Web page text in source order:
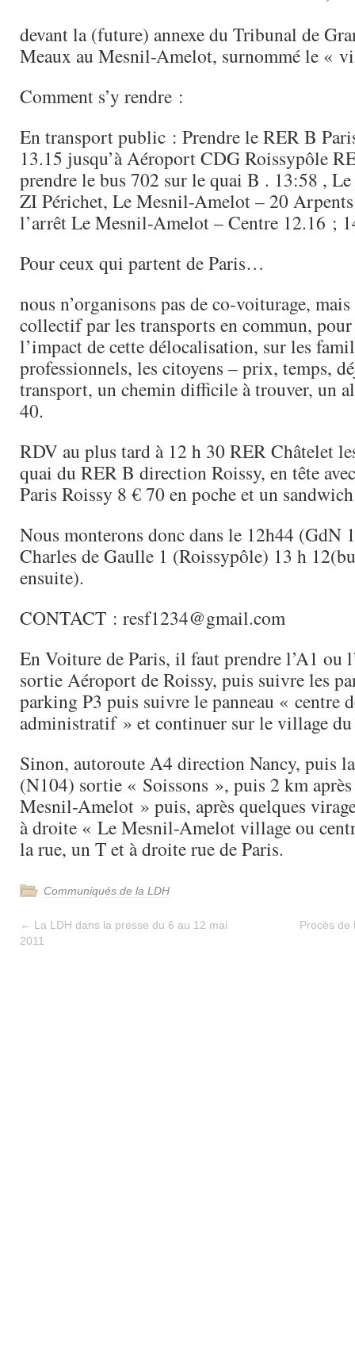
devant la (future) annexe du Tribunal de
Meaux au Mesnil-Amelot, surnommé le «
Comment s’y rendre :
En transport public : Prendre le RER B
13.15 jusqu’à Aéroport CDG Roissypôle
prendre le bus 702 sur le quai B . 13:58 ,
ZI Périchet, Le Mesnil-Amelot – 20 Arpents
l’arrêt Le Mesnil-Amelot – Centre 12.16 ;
Pour ceux qui partent de Paris…
nous n’organisons pas de co-voiturage,
collectif par les transports en commun,
l’impact de cette délocalisation, sur les
professionnels, les citoyens – prix, temps,
transport, un chemin difficile à trouver, un
40.
RDV au plus tard à 12 h 30 RER Châtelet
quai du RER B direction Roissy, en tête
Paris Roissy 8 € 70 en poche et un
Nous monterons donc dans le 12h44 (GdN
Charles de Gaulle 1 (Roissypôle) 13 h
ensuite).
CONTACT : resf1234@gmail.com
En Voiture de Paris, il faut prendre l’A1 ou
sortie Aéroport de Roissy, puis suivre les
parking P3 puis suivre le panneau « centre
administratif » et continuer sur le village
Sinon, autoroute A4 direction Nancy, puis
(N104) sortie « Soissons », puis 2 km
Mesnil-Amelot » puis, après quelques
à droite « Le Mesnil-Amelot village ou
la rue, un T et à droite rue de Paris.
Communiqués de la LDH
← La LDH dans la presse du 6 au 12 mai
2011
Procès de